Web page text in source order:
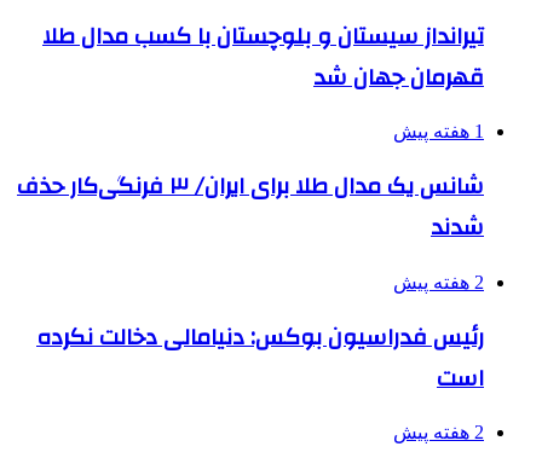
تیرانداز سیستان و بلوچستان با کسب مدال طلا
قهرمان جهان شد
1 هفته پیش
شانس یک مدال طلا برای ایران/ ۳ فرنگی‌کار حذف
شدند
2 هفته پیش
رئیس فدراسیون بوکس: دنیامالی دخالت نکرده
است
2 هفته پیش